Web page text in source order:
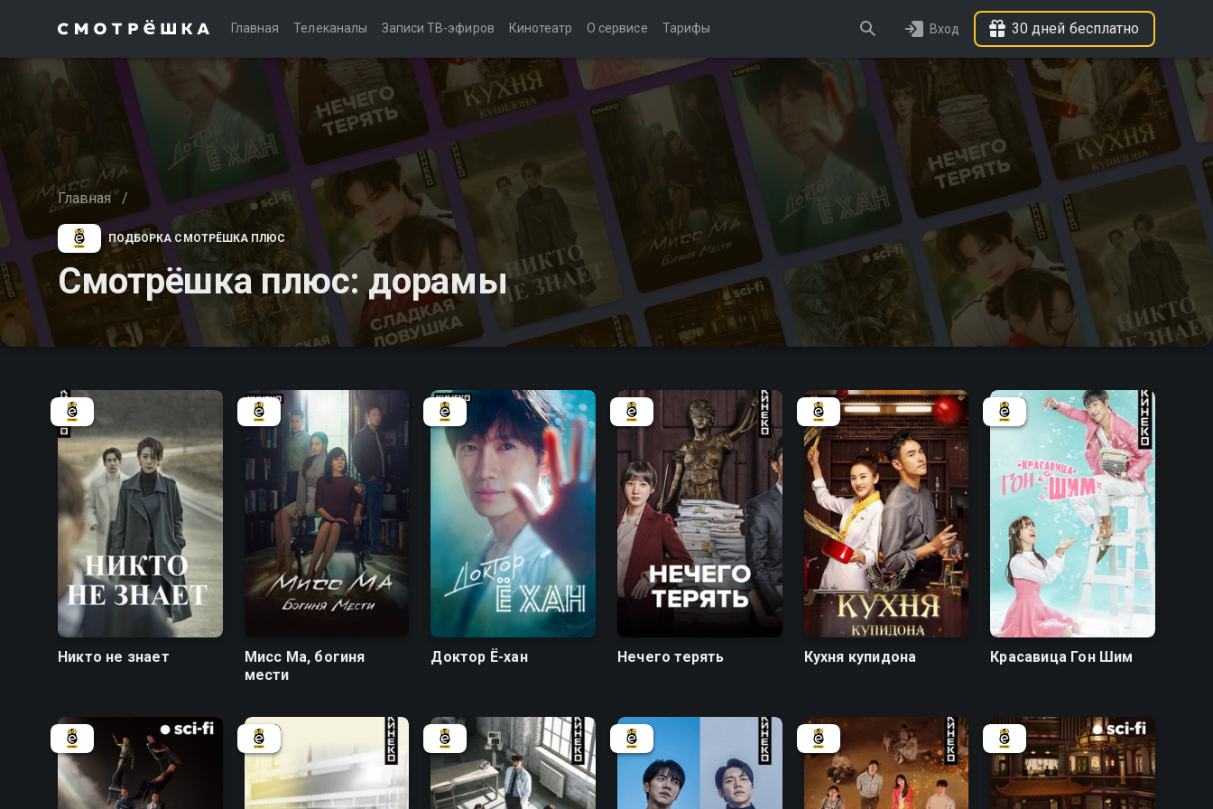
Главная Телеканалы Записи ТВ-эфиров Кинотеатр О сервисе Тарифы Вход 30 дней бесплатно
Главная /
ПОДБОРКА СМОТРЁШКА ПЛЮС
Смотрёшка плюс: дорамы
7.7 7.8
Никто не знает
7.7 7.1
Мисс Ма, богиня
мести
8.2 8.0
Доктор Ё-хан
7.5 6.7
Нечего терять
8.2 7.5
Кухня купидона
7.7 7.3
Красавица Гон Шим